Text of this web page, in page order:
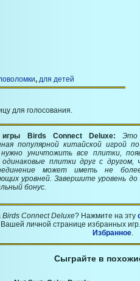
, для детей
для голосования.
игры Birds Connect Deluxe:Это
популярной китайской игрой
уничтожить все плитки,
одинаковые плитки друг с
может иметь не
уровней. Завершите уровень
бонус.
Birds Connect Deluxe? Нажмите на эту
личной странице избранных
Избранное.
Сыграйте в